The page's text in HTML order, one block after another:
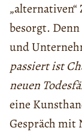
besorgt.
und
passiert ist
neuen
eine
Gespräch mit